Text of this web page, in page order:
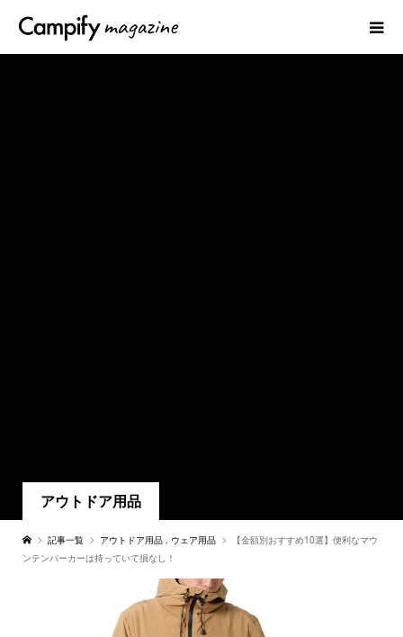
アウトドア用品
記事一覧 アウトドア用品 , ウェア用品
【金額別おすすめ10選】便利なマウ
ンテンパーカーは持っていて損なし！